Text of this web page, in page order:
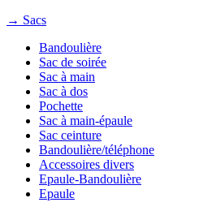
→ Sacs
Bandoulière
Sac de soirée
Sac à main
Sac à dos
Pochette
Sac à main-épaule
Sac ceinture
Bandoulière/téléphone
Accessoires divers
Epaule-Bandoulière
Epaule